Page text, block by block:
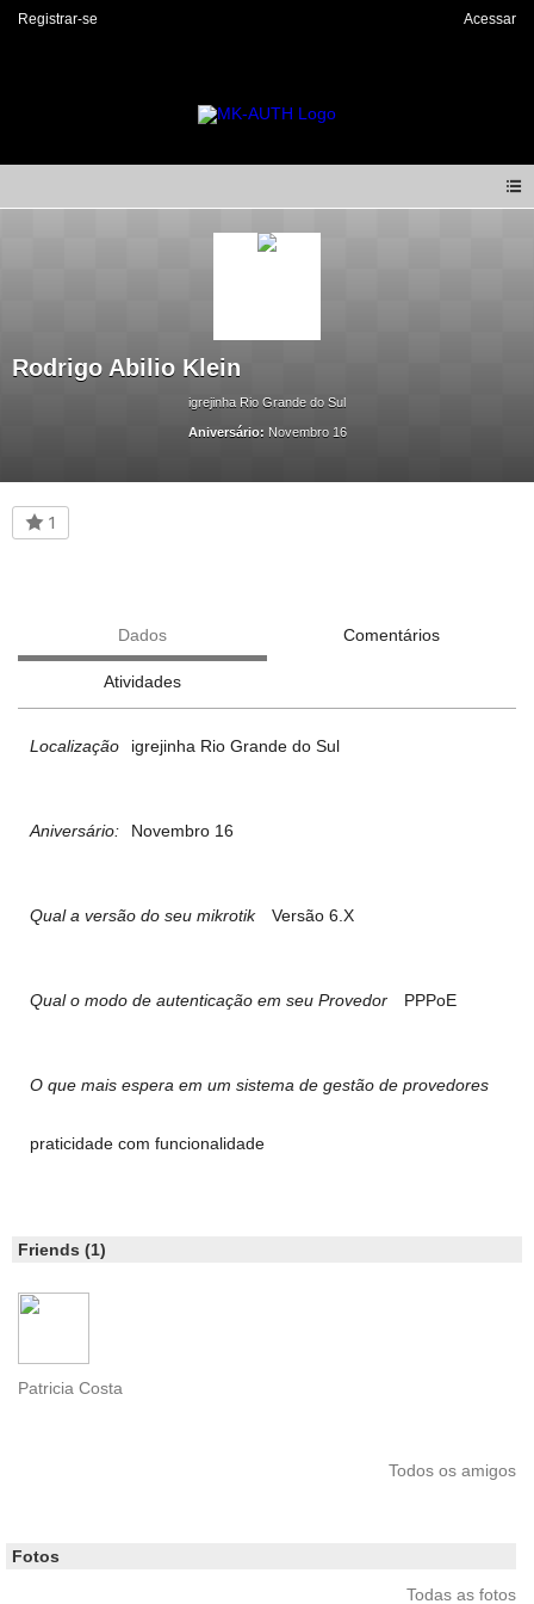
Registrar-se Acessar
Rodrigo Abilio Klein
igrejinha Rio Grande do Sul
Aniversário: Novembro 16
1
Dados Comentários
Atividades
Localização igrejinha Rio Grande do Sul
Aniversário: Novembro 16
Qual a versão do seu mikrotik Versão 6.X
Qual o modo de autenticação em seu Provedor PPPoE
O que mais espera em um sistema de gestão de provedores
praticidade com funcionalidade
Friends (1)
Patricia Costa
Todos os amigos
Fotos
Todas as fotos